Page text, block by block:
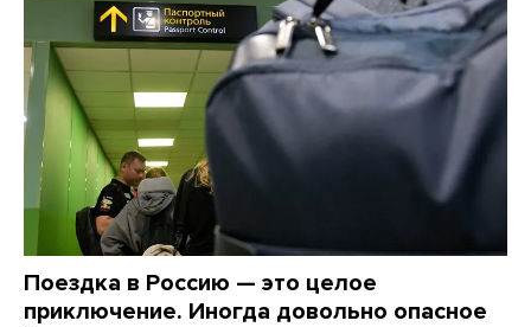
Поездка в Россию — это целое
приключение. Иногда довольно опасное